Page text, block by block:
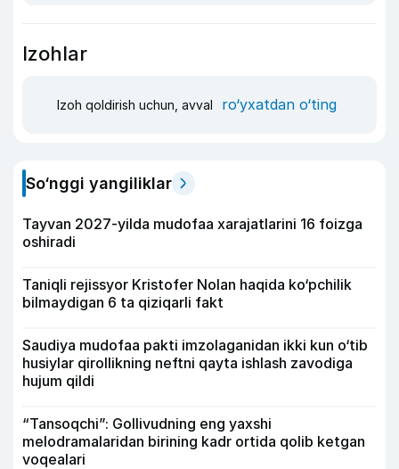
Izohlar
Izoh qoldirish uchun, avval ro‘yxatdan o‘ting
So‘nggi yangiliklar
Tayvan 2027-yilda mudofaa xarajatlarini 16 foizga
oshiradi
Taniqli rejissyor Kristofer Nolan haqida ko‘pchilik
bilmaydigan 6 ta qiziqarli fakt
Saudiya mudofaa pakti imzolaganidan ikki kun o‘tib
husiylar qirollikning neftni qayta ishlash zavodiga
hujum qildi
“Tansoqchi”: Gollivudning eng yaxshi
melodramalaridan birining kadr ortida qolib ketgan
voqealari